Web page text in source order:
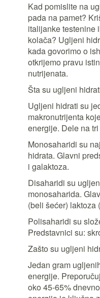
Kad pomislite na
pada na pamet?
italijanke testenine
kolača? Ugljeni
kada govorimo o
otkrijemo pravu
nutrijenata.
Šta su ugljeni
Ugljeni hidrati su
makronutrijenta
energije. Dele na
Monosaharidi su
hidrata. Glavni
i galaktoza.
Disaharidi su
monosaharida.
(beli šećer) laktoza
Polisaharidi su
Predstavnici su:
Zašto su ugljeni
Jedan gram
energije.
oko 45-65%